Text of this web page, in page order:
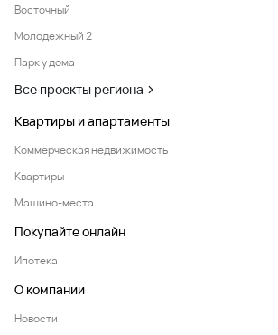
Восточный
Молодежный 2
Парк у дома
Все проекты региона
Квартиры и апартаменты
Коммерческая недвижимость
Квартиры
Машино-места
Покупайте онлайн
Ипотека
О компании
Новости